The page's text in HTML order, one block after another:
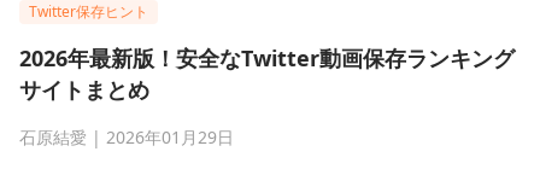
Twitter保存ヒント
2026年最新版！安全なTwitter動画保存ランキング
サイトまとめ
石原結愛 | 2026年01月29日